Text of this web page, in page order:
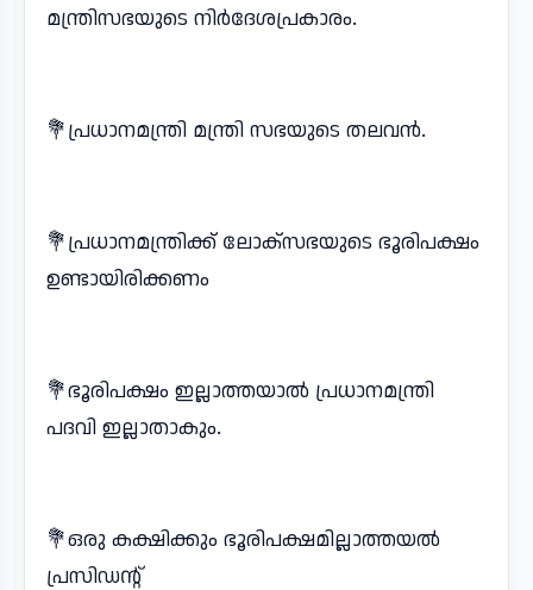
മന്ത്രിസഭയുടെ നിർദേശപ്രകാരം.
💐പ്രധാനമന്ത്രി മന്ത്രി സഭയുടെ തലവൻ.
💐പ്രധാനമന്ത്രിക്ക് ലോക്സഭയുടെ ഭൂരിപക്ഷം
ഉണ്ടായിരിക്കണം
💐ഭൂരിപക്ഷം ഇല്ലാത്തയാൽ പ്രധാനമന്ത്രി
പദവി ഇല്ലാതാകും.
💐ഒരു കക്ഷിക്കും ഭൂരിപക്ഷമില്ലാത്തയൽ
പ്രസിഡന്റ്